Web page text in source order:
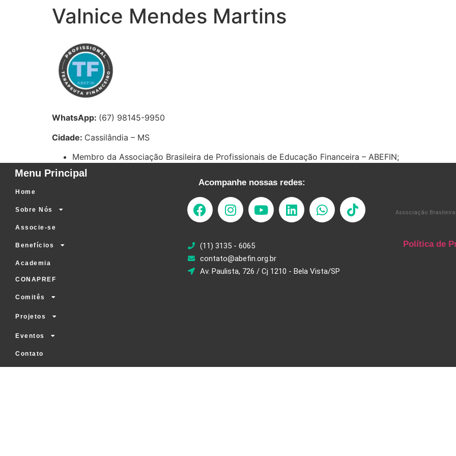
Valnice Mendes Martins
WhatsApp: (67) 98145-9950
Cidade: Cassilândia – MS
Membro da Associação Brasileira de Profissionais de Educação Financeira – ABEFIN;
Menu Principal
Home
Sobre Nós
Associe-se
Benefícios
Academia
CONAPREF
Comitês
Projetos
Eventos
Contato
Acompanhe nossas redes:
(11) 3135 - 6065
contato@abefin.org.br
Av. Paulista, 726 / Cj 1210 - Bela Vista/SP
Associação
Política de